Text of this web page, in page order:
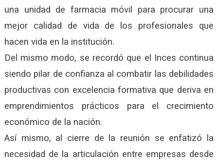
una unidad de farmacia móvil para procurar una
mejor calidad de vida de los profesionales que
hacen vida en la institución.
Del mismo modo, se recordó que el Inces continua
siendo pilar de confianza al combatir las debilidades
productivas con excelencia formativa que deriva en
emprendimientos prácticos para el crecimiento
económico de la nación.
Así mismo, al cierre de la reunión se enfatizó la
necesidad de la articulación entre empresas desde